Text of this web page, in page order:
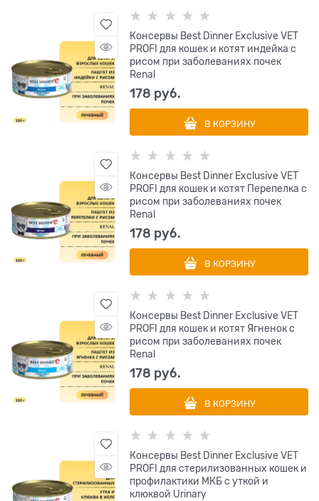
Консервы Best Dinner Exclusive VET
PROFI для кошек и котят индейка с
рисом при заболеваниях почек
Renal
178 руб.
В КОРЗИНУ
Консервы Best Dinner Exclusive VET
PROFI для кошек и котят Перепелка с
рисом при заболеваниях почек
Renal
178 руб.
В КОРЗИНУ
Консервы Best Dinner Exclusive VET
PROFI для кошек и котят Ягненок с
рисом при заболеваниях почек
Renal
178 руб.
В КОРЗИНУ
Консервы Best Dinner Exclusive VET
PROFI для стерилизованных кошек и
профилактики МКБ с уткой и
клюквой Urinary